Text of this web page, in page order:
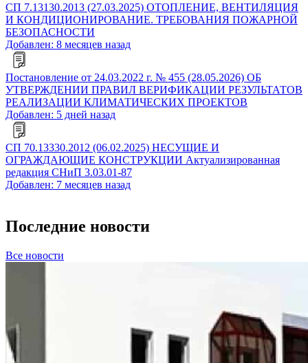
СП 7.13130.2013 (27.03.2025) ОТОПЛЕНИЕ, ВЕНТИЛЯЦИЯ
И КОНДИЦИОНИРОВАНИЕ. ТРЕБОВАНИЯ ПОЖАРНОЙ
БЕЗОПАСНОСТИ
Добавлен: 8 месяцев назад
Постановление от 24.03.2022 г. № 455 (28.05.2026) ОБ
УТВЕРЖДЕНИИ ПРАВИЛ ВЕРИФИКАЦИИ РЕЗУЛЬТАТОВ
РЕАЛИЗАЦИИ КЛИМАТИЧЕСКИХ ПРОЕКТОВ
Добавлен: 5 дней назад
СП 70.13330.2012 (06.02.2025) НЕСУЩИЕ И
ОГРАЖДАЮЩИЕ КОНСТРУКЦИИ Актуализированная
редакция СНиП 3.03.01-87
Добавлен: 7 месяцев назад
Последние новости
Все новости